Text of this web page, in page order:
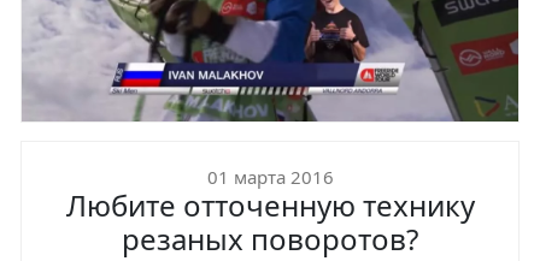
01 марта 2016
Любите отточенную технику
резаных поворотов?